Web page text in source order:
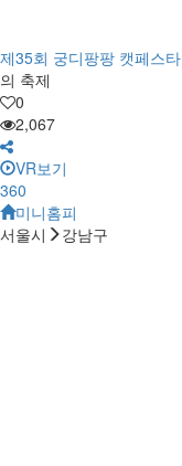
제35회 궁디팡팡 캣페스타
의 축제
0
2,067
VR보기
360
미니홈피
서울시
강남구